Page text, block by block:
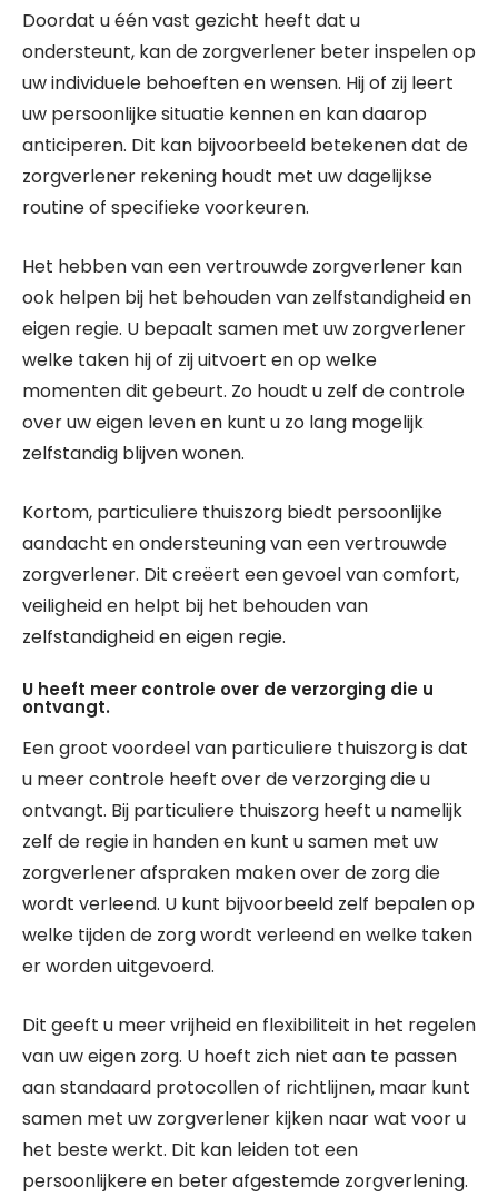
Doordat u één vast gezicht heeft dat u
ondersteunt, kan de zorgverlener beter inspelen op
uw individuele behoeften en wensen. Hij of zij leert
uw persoonlijke situatie kennen en kan daarop
anticiperen. Dit kan bijvoorbeeld betekenen dat de
zorgverlener rekening houdt met uw dagelijkse
routine of specifieke voorkeuren.
Het hebben van een vertrouwde zorgverlener kan
ook helpen bij het behouden van zelfstandigheid en
eigen regie. U bepaalt samen met uw zorgverlener
welke taken hij of zij uitvoert en op welke
momenten dit gebeurt. Zo houdt u zelf de controle
over uw eigen leven en kunt u zo lang mogelijk
zelfstandig blijven wonen.
Kortom, particuliere thuiszorg biedt persoonlijke
aandacht en ondersteuning van een vertrouwde
zorgverlener. Dit creëert een gevoel van comfort,
veiligheid en helpt bij het behouden van
zelfstandigheid en eigen regie.
U heeft meer controle over de verzorging die u
ontvangt.
Een groot voordeel van particuliere thuiszorg is dat
u meer controle heeft over de verzorging die u
ontvangt. Bij particuliere thuiszorg heeft u namelijk
zelf de regie in handen en kunt u samen met uw
zorgverlener afspraken maken over de zorg die
wordt verleend. U kunt bijvoorbeeld zelf bepalen op
welke tijden de zorg wordt verleend en welke taken
er worden uitgevoerd.
Dit geeft u meer vrijheid en flexibiliteit in het regelen
van uw eigen zorg. U hoeft zich niet aan te passen
aan standaard protocollen of richtlijnen, maar kunt
samen met uw zorgverlener kijken naar wat voor u
het beste werkt. Dit kan leiden tot een
persoonlijkere en beter afgestemde zorgverlening.